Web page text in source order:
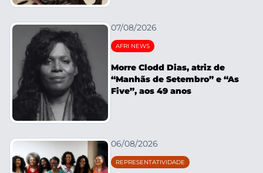
07/08/2026
AFRI NEWS
Morre Clodd Dias, atriz de
“Manhãs de Setembro” e “As
Five”, aos 49 anos
06/08/2026
REPRESENTATIVIDADE